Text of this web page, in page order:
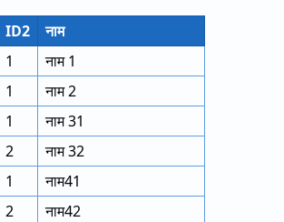
ID2
नाम
1
नाम 1
1
नाम 2
1
नाम 31
2
नाम 32
1
नाम41
2
नाम42